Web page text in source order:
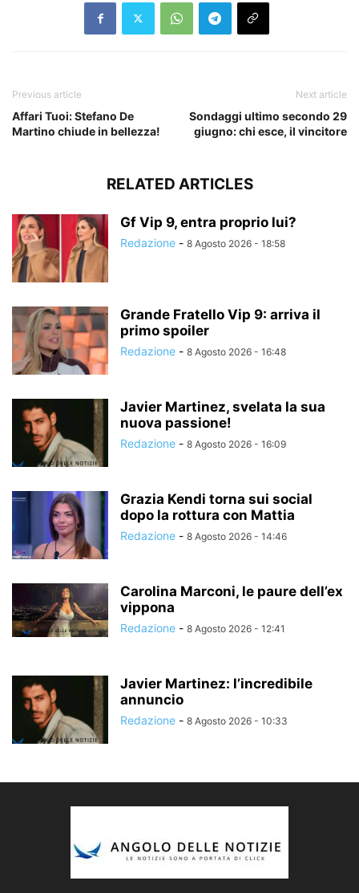
Previous article
Affari Tuoi: Stefano De
Martino chiude in bellezza!
Next article
Sondaggi ultimo secondo 29
giugno: chi esce, il vincitore
RELATED ARTICLES
Gf Vip 9, entra proprio lui?
Redazione - 8 Agosto 2026 - 18:58
Grande Fratello Vip 9: arriva il
primo spoiler
Redazione - 8 Agosto 2026 - 16:48
Javier Martinez, svelata la sua
nuova passione!
Redazione - 8 Agosto 2026 - 16:09
Grazia Kendi torna sui social
dopo la rottura con Mattia
Redazione - 8 Agosto 2026 - 14:46
Carolina Marconi, le paure dell’ex
vippona
Redazione - 8 Agosto 2026 - 12:41
Javier Martinez: l’incredibile
annuncio
Redazione - 8 Agosto 2026 - 10:33